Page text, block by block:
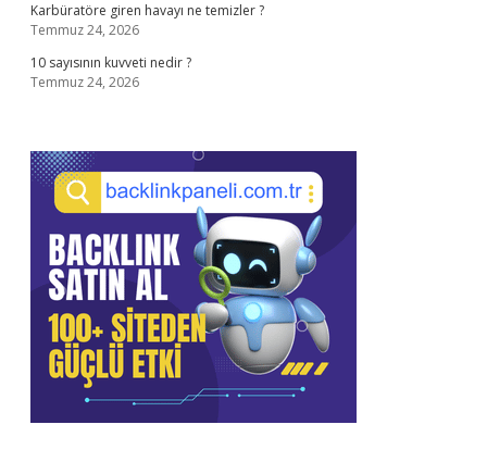
Karbüratöre giren havayı ne temizler ?
Temmuz 24, 2026
10 sayısının kuvveti nedir ?
Temmuz 24, 2026